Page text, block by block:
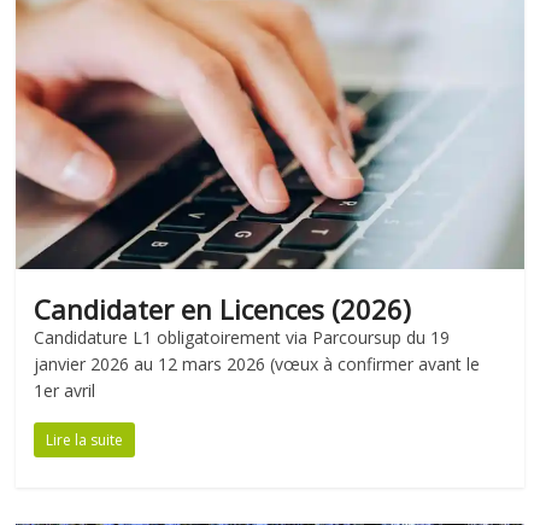
Candidater en Licences (2026)
Candidature L1 obligatoirement via Parcoursup du 19
janvier 2026 au 12 mars 2026 (vœux à confirmer avant le
1er avril
Lire la suite